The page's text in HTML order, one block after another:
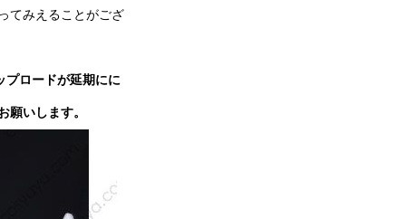
てみえることがござ
プロードが延期にに
いします。